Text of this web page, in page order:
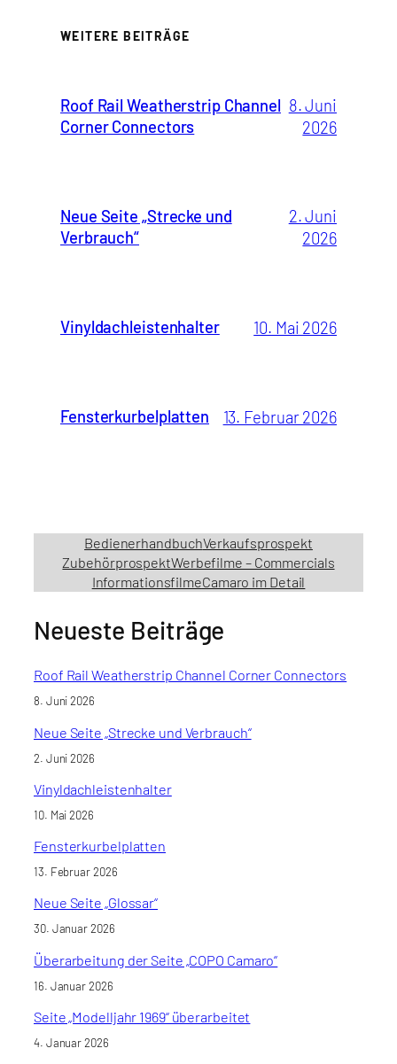
WEITERE BEITRÄGE
Roof Rail Weatherstrip Channel
Corner Connectors
8. Juni
2026
Neue Seite „Strecke und
Verbrauch“
2. Juni
2026
Vinyldachleistenhalter 10. Mai 2026
Fensterkurbelplatten 13. Februar 2026
BedienerhandbuchVerkaufsprospekt
ZubehörprospektWerbefilme – Commercials
InformationsfilmeCamaro im Detail
Neueste Beiträge
Roof Rail Weatherstrip Channel Corner Connectors
8. Juni 2026
Neue Seite „Strecke und Verbrauch“
2. Juni 2026
Vinyldachleistenhalter
10. Mai 2026
Fensterkurbelplatten
13. Februar 2026
Neue Seite „Glossar“
30. Januar 2026
Überarbeitung der Seite „COPO Camaro“
16. Januar 2026
Seite „Modelljahr 1969“ überarbeitet
4. Januar 2026